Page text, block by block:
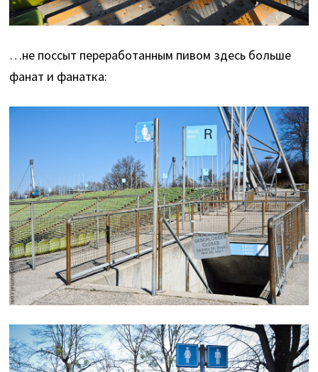
…не поссыт переработанным пивом здесь больше
фанат и фанатка: